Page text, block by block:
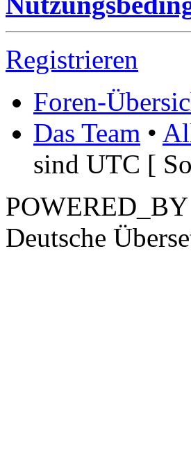
Registrieren
Foren-
Das Team •
sind UTC [
POWERED_BY
Deutsche